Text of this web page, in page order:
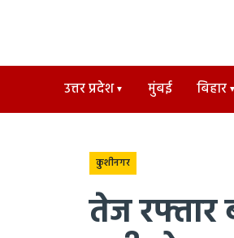
उत्तर प्रदेश मुंबई बिहार
कुशीनगर
तेज रफ्तार